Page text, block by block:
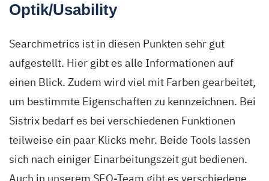
Optik/Usability
Searchmetrics ist in diesen Punkten sehr gut
aufgestellt. Hier gibt es alle Informationen auf
einen Blick. Zudem wird viel mit Farben gearbeitet,
um bestimmte Eigenschaften zu kennzeichnen. Bei
Sistrix bedarf es bei verschiedenen Funktionen
teilweise ein paar Klicks mehr. Beide Tools lassen
sich nach einiger Einarbeitungszeit gut bedienen.